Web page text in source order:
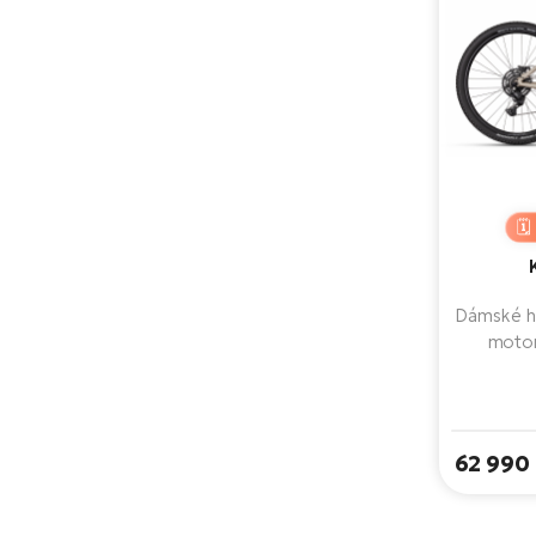
Dámské
nabízí
62 990